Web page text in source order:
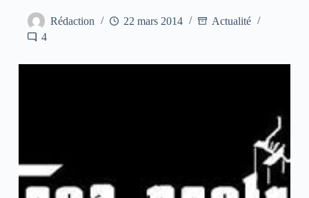
Rédaction 22 mars 2014
Actualité
4